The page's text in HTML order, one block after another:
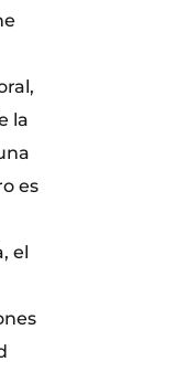
la
es
el